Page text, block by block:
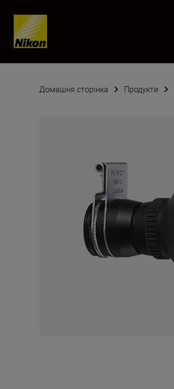
Skip content
Домашня сторінка Продукти